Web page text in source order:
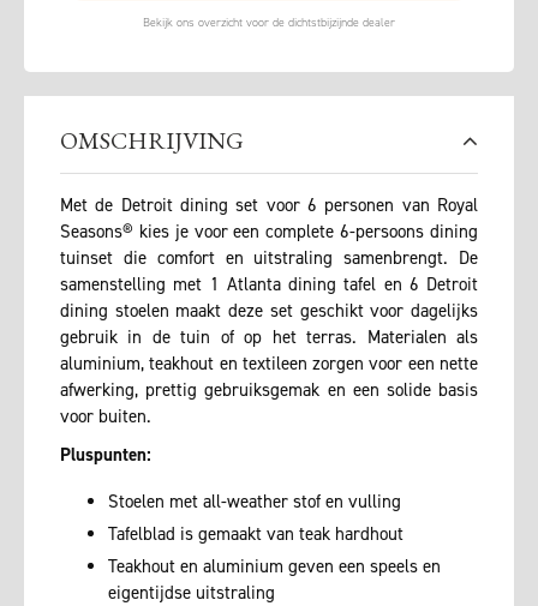
OMSCHRIJVING
Met de Detroit dining set voor 6 personen van Royal
Seasons® kies je voor een complete 6-persoons dining
tuinset die comfort en uitstraling samenbrengt. De
samenstelling met 1 Atlanta dining tafel en 6 Detroit
dining stoelen maakt deze set geschikt voor dagelijks
gebruik in de tuin of op het terras. Materialen als
aluminium, teakhout en textileen zorgen voor een nette
afwerking, prettig gebruiksgemak en een solide basis
voor buiten.
Pluspunten:
Stoelen met all-weather stof en vulling
Tafelblad is gemaakt van teak hardhout
Teakhout en aluminium geven een speels en
eigentijdse uitstraling